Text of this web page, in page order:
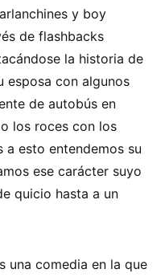
y boy
de flashbacks
la historia de
esposa con algunos
de autobús en
los roces con los
a esto entendemos su
ese carácter suyo
quicio hasta a un
una comedia en la que